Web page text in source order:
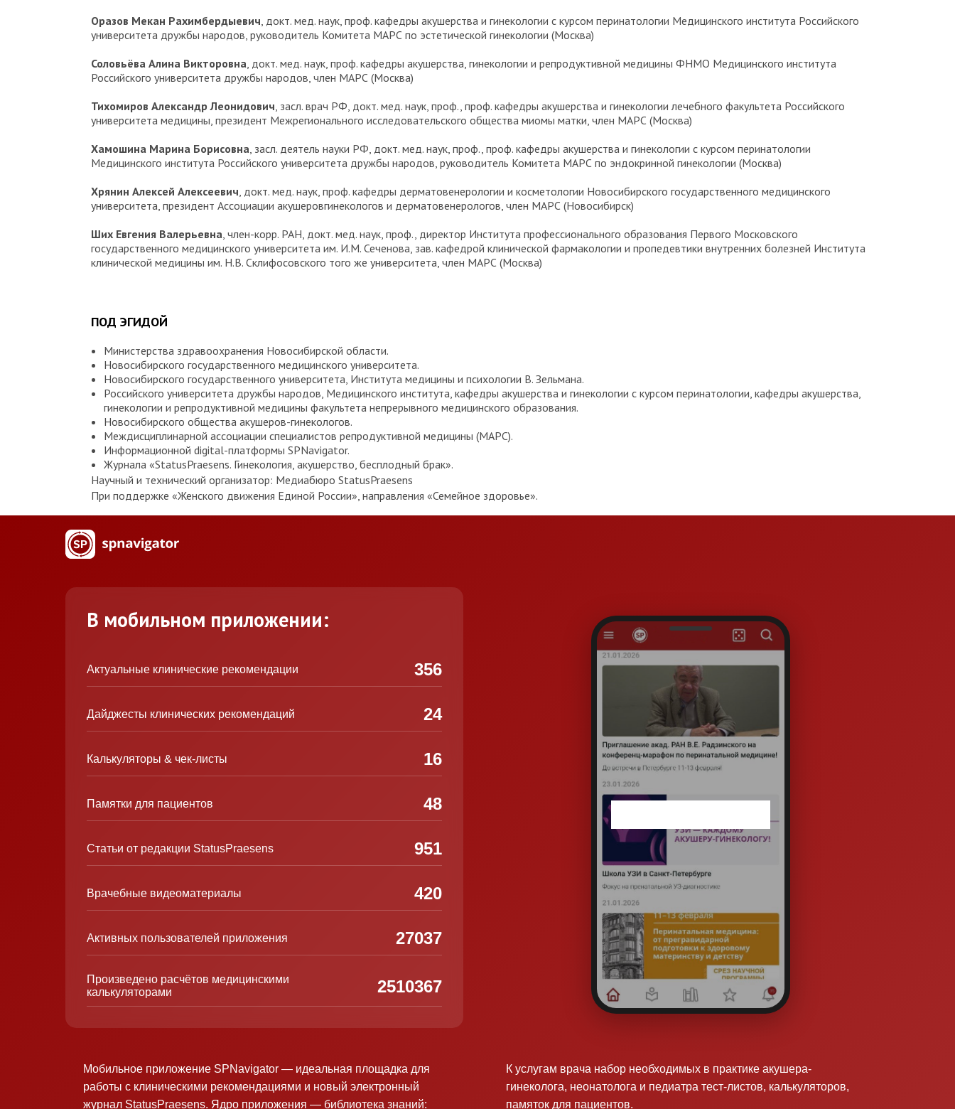
Оразов Мекан Рахимбердыевич , докт. мед. наук, проф. кафедры акушерства и гинекологии с курсом перинатологии Медицинского института Российского
университета дружбы народов, руководитель Комитета МАРС по эстетической гинекологии (Москва)
Соловьёва Алина Викторовна , докт. мед. наук, проф. кафедры акушерства, гинекологии и репродуктивной медицины ФНМО Медицинского института
Российского университета дружбы народов, член МАРС (Москва)
Тихомиров Александр Леонидович , засл. врач РФ, докт. мед. наук, проф., проф. кафедры акушерства и гинекологии лечебного факультета Российского
университета медицины, президент Межрегионального исследовательского общества миомы матки, член МАРС (Москва)
Хамошина Марина Борисовна , засл. деятель науки РФ, докт. мед. наук, проф., проф. кафедры акушерства и гинекологии с курсом перинатологии
Медицинского института Российского университета дружбы народов, руководитель Комитета МАРС по эндокринной гинекологии (Москва)
Хрянин Алексей Алексеевич , докт. мед. наук, проф. кафедры дерматовенерологии и косметологии Новосибирского государственного медицинского
университета, президент Ассоциации акушеров­гинекологов и дерматовенерологов, член МАРС (Новосибирск)
Ших Евгения Валерьевна , член-корр. РАН, докт. мед. наук, проф., директор Института профессионального образования Первого Московского
государственного медицинского университета им. И.М. Сеченова, зав. кафедрой клинической фармакологии и пропедевтики внутренних болезней Института
клинической медицины им. Н.В. Склифосовского того же университета, член МАРС (Москва)
ПОД ЭГИДОЙ
Министерства здравоохранения Новосибирской области.
Новосибирского государственного медицинского университета.
Новосибирского государственного университета, Института медицины и психологии В. Зельмана.
Российского университета дружбы народов, Медицинского института, кафедры акушерства и гинекологии с курсом перинатологии, кафедры акушерства,
гинекологии и репродуктивной медицины факультета непрерывного медицинского образования.
Новосибирского общества акушеров-гинекологов.
Междисциплинарной ассоциации специалистов репродуктивной медицины (МАРС).
Информационной digital-платформы SPNavigator.
Журнала «StatusPraesens. Гинекология, акушерство, бесплодный брак».
Научный и технический организатор: Медиабюро StatusPraesens
При поддержке «Женского движения Единой России», направления «Семейное здоровье».
В мобильном приложении:
Актуальные клинические рекомендации 356
Дайджесты клинических рекомендаций 24
Калькуляторы & чек-листы 16
Памятки для пациентов 48
Статьи от редакции StatusPraesens 951
Врачебные видеоматериалы 420
Активных пользователей приложения 27037
Произведено расчётов медицинскими
калькуляторами
2510367
Мобильное приложение SPNavigator — идеальная площадка для
работы с клиническими рекомендациями и новый электронный
журнал StatusPraesens. Ядро приложения — библиотека знаний:
К услугам врача набор необходимых в практике акушера-
гинеколога, неонатолога и педиатра тест-листов, калькуляторов,
памяток для пациентов.